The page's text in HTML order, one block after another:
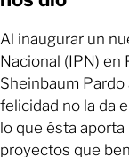
Al inaugurar un
Nacional (IPN) en
Sheinbaum
felicidad no la da
lo que ésta
proyectos que